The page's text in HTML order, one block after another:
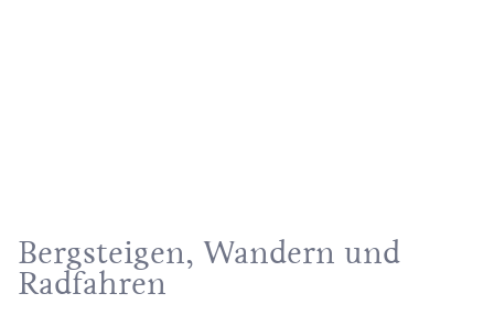
Bergsteigen, Wandern und
Radfahren